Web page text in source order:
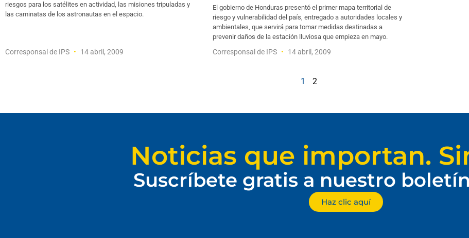
riesgos para los satélites en actividad, las misiones tripuladas y
las caminatas de los astronautas en el espacio.
Corresponsal de IPS 14 abril, 2009
El gobierno de Honduras presentó el primer mapa territorial de
riesgo y vulnerabilidad del país, entregado a autoridades locales y
ambientales, que servirá para tomar medidas destinadas a
prevenir daños de la estación lluviosa que empieza en mayo.
Corresponsal de IPS 14 abril, 2009
1 2
Noticias que importan.
Suscríbete gratis a nuestro
Haz clic aquí